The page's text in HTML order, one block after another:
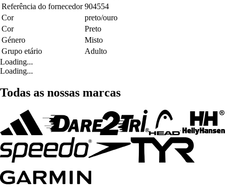
Referência do fornecedor 904554
Cor
preto/ouro
Cor
Preto
Género
Misto
Grupo etário
Adulto
Loading...
Loading...
Todas as nossas marcas